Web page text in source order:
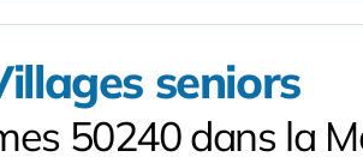
seniors
50240 dans la